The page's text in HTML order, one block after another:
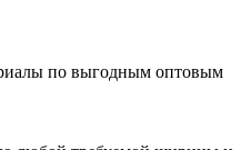
по выгодным оптовым